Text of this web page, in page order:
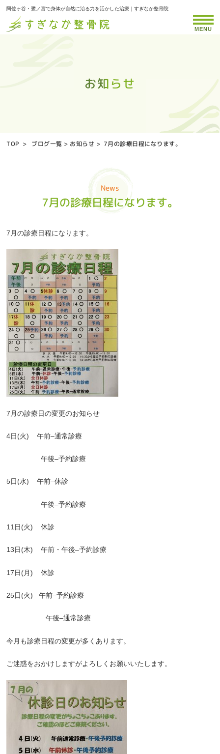
阿佐ヶ谷・鷺ノ宮で身体が自然に治る力を活かした治療｜すぎなか整骨院
お知らせ
お知らせ
お知らせ
お知らせ
お知らせ
お知らせ
お知らせ
お知らせ
お知らせ
お知らせ
お知らせ
お知らせ
お知らせ
お知らせ
お知らせ
お知らせ
お知らせ
お知らせ
お知らせ
お知らせ
お知らせ
お知らせ
お知らせ
お知らせ
お知らせ
お知らせ
お知らせ
お知らせ
お知らせ
お知らせ
お知らせ
お知らせ
お知らせ
お知らせ
お知らせ
MENU
TOP > ブログ一覧 > お知らせ > 7月の診療日程になります。
News
7月の診療日程になります。
7 月の診療日程になります。
7 月の診療日の変更のお知らせ
4日(火) 午前–通常診療
午後–予約診療
5日(水) 午前–休診
午後–予約診療
11 日(火) 休診
13日(木) 午前・午後–予約診療
17日(月) 休診
25日(火) 午前–予約診療
午後–通常診療
今月も診療日程の変更が多くあります。
ご迷惑をおかけしますがよろしくお願いいたします。